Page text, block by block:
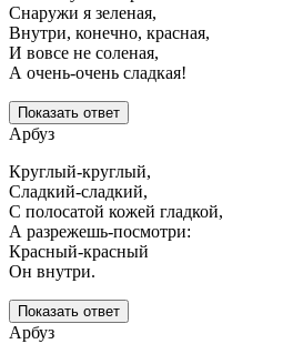
Снаружи я зеленая,
Внутри, конечно, красная,
И вовсе не соленая,
А очень-очень сладкая!
Показать ответ
Арбуз
Круглый-круглый,
Сладкий-сладкий,
С полосатой кожей гладкой,
А разрежешь-посмотри:
Красный-красный
Он внутри.
Показать ответ
Арбуз